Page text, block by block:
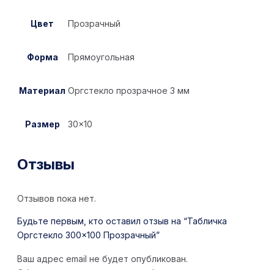
Цвет Прозрачный
Форма Прямоугольная
Материал Оргстекло прозрачное 3 мм
Размер 30×10
Отзывы
Отзывов пока нет.
Будьте первым, кто оставил отзыв на “Табличка
Оргстекло 300×100 Прозрачный”
Ваш адрес email не будет опубликован.